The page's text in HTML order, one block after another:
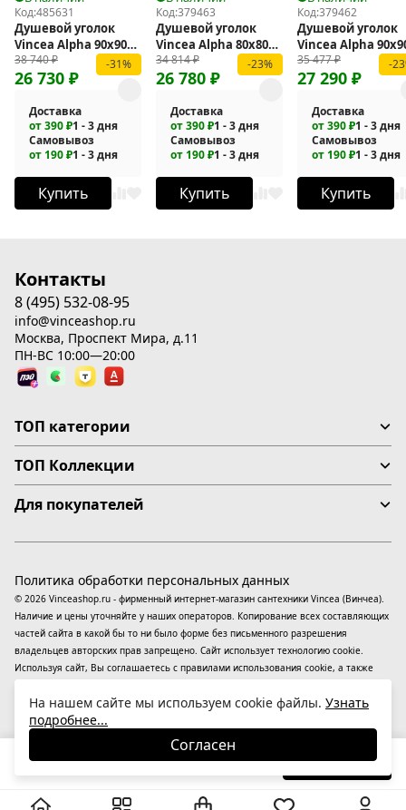
37 414₽
25 900₽ -31% В корзину
Код:485631
Душевой уголок
Vincea Alpha 90x90
VSS-3AL900CLB
38 740₽
26 730 ₽
-31%
Доставка
от 390 ₽1 - 3 дня
Самовывоз
от 190 ₽1 - 3 дня
Купить
Код:379463
Душевой уголок
Vincea Alpha 80x80
VSS-3AL800CL
34 814₽
26 780 ₽
-23%
Доставка
от 390 ₽1 - 3 дня
Самовывоз
от 190 ₽1 - 3 дня
Купить
Код:379462
Душевой уголок
Vincea Alpha
VSQ-3AL900MT
35 477₽
27 290 ₽
-
Доставка
от 390 ₽1 - 3 дня
Самовывоз
от 190 ₽1 - 3 дня
Купить
Контакты
8 (495) 532-08-95
info@vinceashop.ru
Москва, Проспект Мира, д.11
ПН-ВС 10:00—20:00
ТОП категории
ТОП Коллекции
Для покупателей
© 2026 Vinceashop.ru - фирменный интернет-магазин сантехники Vincea (Винчеа).
Наличие и цены уточняйте у наших операторов. Копирование всех составляющих
частей сайта в какой бы то ни было форме без письменного разрешения
владельцев авторских прав запрещено. Сайт использует технологию cookie.
Используя сайт, Вы соглашаетесь с правилами использования cookie, а также
применяютсярекомендательные технологии(информационные технологии
предоставления информации на основе сбора, систематизации и анализа
сведений, относящихся к предпочтениям пользователей сети «Интернет»,
находящихся на территории Российской Федерации).
Политика обработки персональных данных
На нашем сайте мы используем cookie файлы. Узнать
подробнее...
Согласен